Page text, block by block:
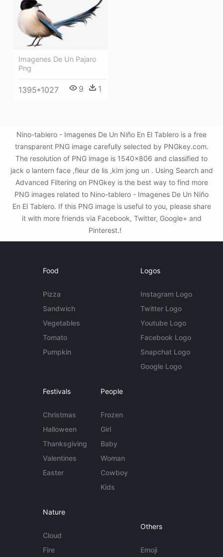
Imagenes De Un Pajaro
Png
1395*1027 9 1
Nino-tablero - Imagenes De Un Niño En El Tablero is a free
transparent PNG image carefully selected by PNGkey.com.
The resolution of PNG image is 1540x806 and classified to
jack o lantern face ,fleur de lis ,kim jong un . Using Search and
Advanced Filtering on PNGkey is the best way to find more
PNG images related to Nino-tablero - Imagenes De Un Niño
En El Tablero. If this PNG image is useful to you, please share
it with more friends via Facebook, Twitter, Google+ and
Pinterest.!
Food
Pizza
Sandwich
Vegetables
Tomato
Pumpkin
Logos
Instagram Logo
Twitter Logo
Youtube Logo
Facebook Logo
Snapchat Logo
Google Logo
Festivals
Christmas
Halloween
Thanksgiving
Valentines
Easter
People
Frozen
Girl
Baby
Woman
Cowboy
Kids
Nature
Cloud
Fire
Others
Emoji